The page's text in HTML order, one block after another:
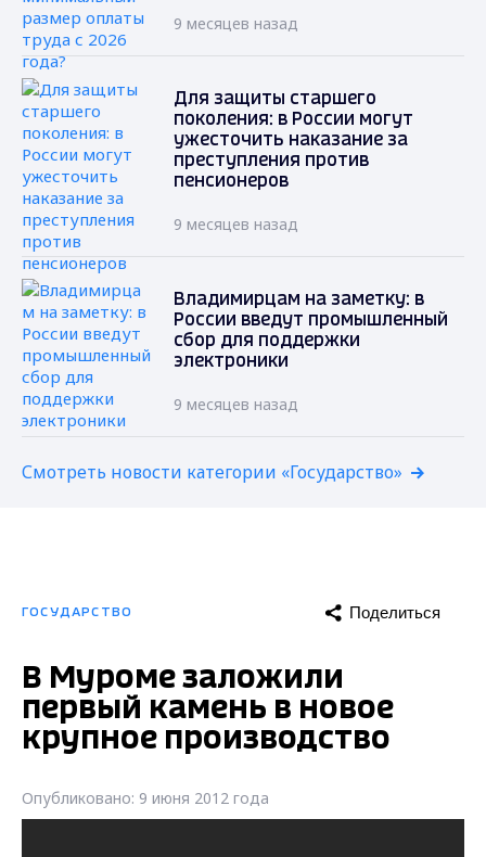
9 месяцев назад
Для защиты старшего
поколения: в России могут
ужесточить наказание за
преступления против
пенсионеров
9 месяцев назад
Владимирцам на заметку: в
России введут промышленный
сбор для поддержки
электроники
9 месяцев назад
Смотреть новости категории «Государство»
ГОСУДАРСТВО Поделиться
В Муроме заложили
первый камень в новое
крупное производство
Опубликовано: 9 июня 2012 года